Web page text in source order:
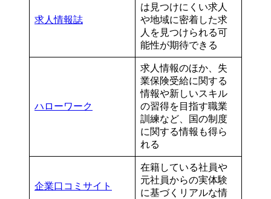
求人情報誌
は見つけにくい求人
や地域に密着した求
人を見つけられる可
能性が期待できる
ハローワーク
求人情報のほか、失
業保険受給に関する
情報や新しいスキル
の習得を目指す職業
訓練など、国の制度
に関する情報も得ら
れる
企業口コミサイト
在籍している社員や
元社員からの実体験
に基づくリアルな情